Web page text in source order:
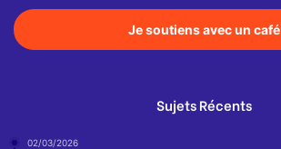
Je soutiens avec un café
Sujets Récents
02/03/2026